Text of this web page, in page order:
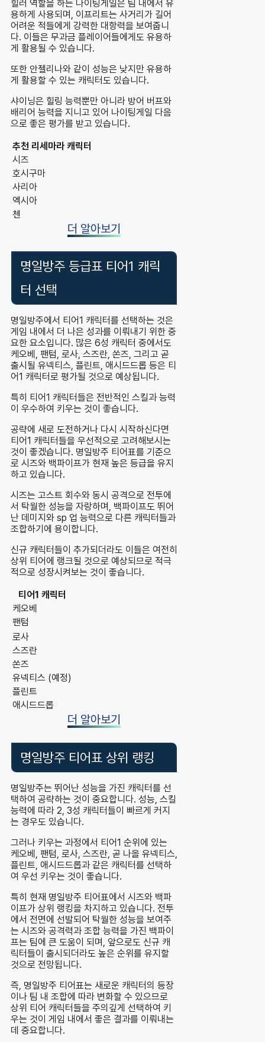
힐러 역할을 하는 나이팅게일은 팀 내에서 유
용하게 사용되며, 이프리트는 사거리가 길어
어려운 적들에게 강력한 대항력을 보여줍니
다. 이들은 무과금 플레이어들에게도 유용하
게 활용될 수 있습니다.
또한 안젤리나와 같이 성능은 낮지만 유용하
게 활용할 수 있는 캐릭터도 있습니다.
샤이닝은 힐링 능력뿐만 아니라 방어 버프와
배리어 능력을 지니고 있어 나이팅게일 다음
으로 좋은 평가를 받고 있습니다.
추천 리세마라 캐릭터
시즈
호시구마
사리아
엑시아
첸
더 알아보기
명일방주 등급표 티어1 캐릭
터 선택
명일방주에서 티어1 캐릭터를 선택하는 것은
게임 내에서 더 나은 성과를 이뤄내기 위한 중
요한 요소입니다. 많은 6성 캐릭터 중에서도
케오베, 팬텀, 로사, 스즈란, 쏜즈, 그리고 곧
출시될 유넥티스, 플린트, 애시드드롭 등은 티
어1 캐릭터로 평가될 것으로 예상됩니다.
특히 티어1 캐릭터들은 전반적인 스킬과 능력
이 우수하여 키우는 것이 좋습니다.
공략에 새로 도전하거나 다시 시작하신다면
티어1 캐릭터들을 우선적으로 고려해보시는
것이 좋겠습니다. 명일방주 티어표를 기준으
로 시즈와 백파이프가 현재 높은 등급을 유지
하고 있습니다.
시즈는 고스트 회수와 동시 공격으로 전투에
서 탁월한 성능을 자랑하며, 백파이프도 뛰어
난 데미지와 sp 업 능력으로 다른 캐릭터들과
조합하기에 용이합니다.
신규 캐릭터들이 추가되더라도 이들은 여전히
상위 티어에 랭크될 것으로 예상되므로 적극
적으로 성장시켜보는 것이 좋습니다.
티어1 캐릭터
케오베
팬텀
로사
스즈란
쏜즈
유넥티스 (예정)
플린트
애시드드롭
더 알아보기
명일방주 티어표 상위 랭킹
명일방주는 뛰어난 성능을 가진 캐릭터를 선
택하여 공략하는 것이 중요합니다. 성능, 스킬
능력에 따라 2, 3성 캐릭터들이 빠르게 커지
는 경우도 있습니다.
그러나 키우는 과정에서 티어1 순위에 있는
케오베, 팬텀, 로사, 스즈란, 곧 나올 유넥티스,
플린트, 애시드드롭과 같은 캐릭터를 선택하
여 우선 키우는 것이 좋습니다.
특히 현재 명일방주 티어표에서 시즈와 백파
이프가 상위 랭킹을 차지하고 있습니다. 전투
에서 전면에 선발되어 탁월한 성능을 보여주
는 시즈와 공격력과 조합 능력을 가진 백파이
프는 팀에 큰 도움이 되며, 앞으로도 신규 캐
릭터들이 출시되더라도 높은 순위를 유지할
것으로 전망됩니다.
즉, 명일방주 티어표는 새로운 캐릭터의 등장
이나 팀 내 조합에 따라 변화할 수 있으므로
상위 티어 캐릭터들을 주의깊게 선택하여 키
우는 것이 게임 내에서 좋은 결과를 이뤄내는
데 중요합니다.